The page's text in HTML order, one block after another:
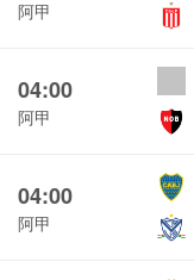
阿甲
04:00
阿甲
04:00
阿甲